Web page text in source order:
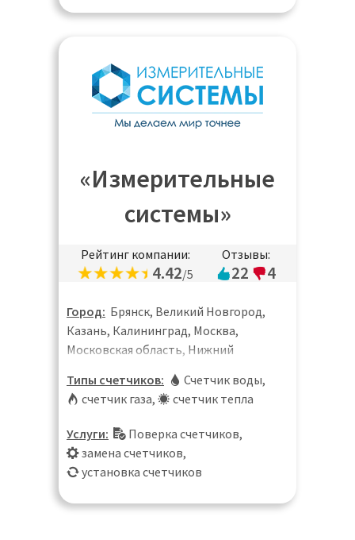
«Измерительные
системы»
Рейтинг компании:
4.42/5
Отзывы:
22 4
Город: Брянск, Великий Новгород,
Казань, Калининград, Москва,
Московская область, Нижний
Саратов, Тверь, Ульяновск, Чебоксары
Типы счетчиков: Счетчик воды,
счетчик газа, счетчик тепла
Услуги: Поверка счетчиков,
замена счетчиков,
установка счетчиков